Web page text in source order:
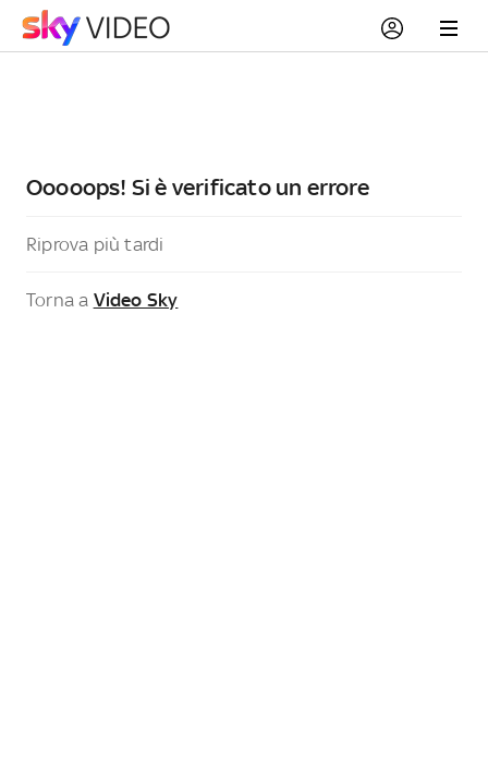
Ooooops! Si è verificato un errore
Riprova più tardi
Torna a Video Sky